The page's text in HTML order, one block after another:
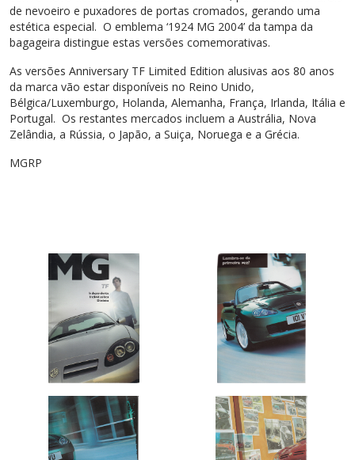
de nevoeiro e puxadores de portas cromados, gerando uma
estética especial. O emblema ‘1924 MG 2004’ da tampa da
bagageira distingue estas versões comemorativas.
As versões Anniversary TF Limited Edition alusivas aos 80 anos
da marca vão estar disponíveis no Reino Unido,
Bélgica/Luxemburgo, Holanda, Alemanha, França, Irlanda, Itália e
Portugal. Os restantes mercados incluem a Austrália, Nova
Zelândia, a Rússia, o Japão, a Suiça, Noruega e a Grécia.
MGRP